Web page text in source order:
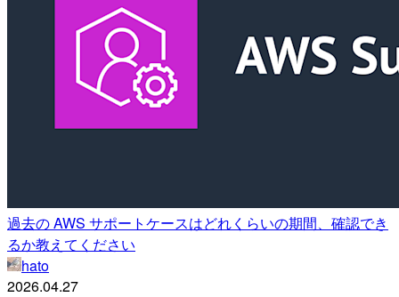
過去の AWS サポートケースはどれくらいの期間、確認でき
るか教えてください
hato
2026.04.27